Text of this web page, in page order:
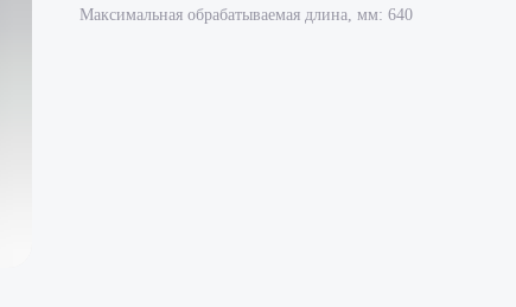
Максимальная обрабатываемая длина, мм: 640